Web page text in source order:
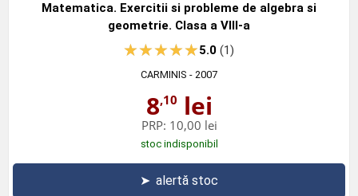
Matematica. Exercitii si probleme de algebra si
geometrie. Clasa a VIII-a
5.0(1)
CARMINIS - 2007
8,10 lei
PRP: 10,00 lei
stoc indisponibil
➤ alertă stoc